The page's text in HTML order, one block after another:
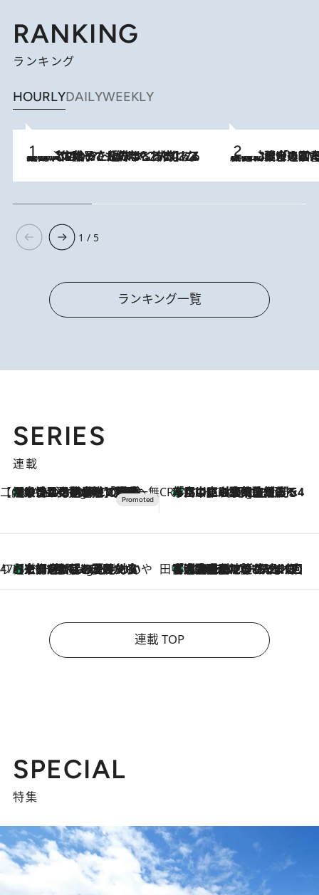
RANKING
ランキング
HOURLYDAILYWEEKLY
2026.8.5
【阿川佐和子さんの年とる力】なぜ70代で始めた趣味は“こんなに楽しい”のか？ ピアノ、俳句…スランプに陥っても続けられる“ある秘訣”とは 2026.8.3
慶應幼稚舎の図書室からテレビの世界に飛び込んだ阿川佐和子（72）
1 / 5
ランキング一覧
SERIES
連載
【CREA×星野リゾート】唯一無二。癒しと発見が待つ場所へ
9 Hours Ago
【トンボの足水浴】ヒノキの香りに包まれて涼感マックス！約13℃の湧水かけ流しを避暑地「星野温泉 トンボの湯」で体験 CREA'S CHOICE
11 Hours Ago
「立川にも歌舞伎があるんだよ」 片岡仁左衛門・市川中車ら豪華座組みで4年目の立川立飛歌舞伎へ
47都道府県の手みやげ ひんやりスイーツで夏を満喫
11 Hours Ago
【京都府】この夏絶対食べたい 冷やしておいしいおやつ3選 ひと口目から心を掴む新緑のテリーヌ 田中稲の勝手に再ブーム
2026.8.7
「湘南乃風に憧れて」観客大盛上がりの“タオル回し”に、ラッパー顔負けの高速歌唱まで…さだまさし（74）のアグレッシブすぎる現在地
連載 TOP
SPECIAL
特集